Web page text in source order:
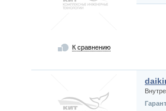
К сравнению